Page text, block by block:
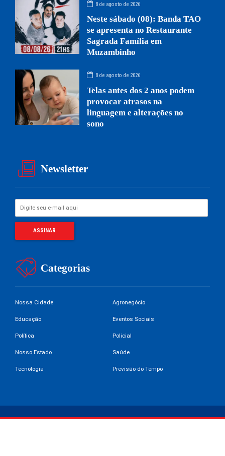
8 de agosto de 2026
Neste sábado (08): Banda TAO
se apresenta no Restaurante
Sagrada Família em
Muzambinho
8 de agosto de 2026
Telas antes dos 2 anos podem
provocar atrasos na
linguagem e alterações no
sono
Newsletter
Categorias
Nossa Cidade Agronegócio
Educação Eventos Sociais
Política Policial
Nosso Estado Saúde
Tecnologia Previsão do Tempo